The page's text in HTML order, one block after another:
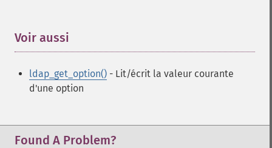
Voir aussi
ldap_get_option() - Lit/écrit la valeur courante
d'une option
Found A Problem?